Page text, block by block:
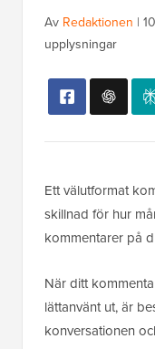
Av Redaktionen |
upplysningar
Ett välutformat
skillnad för hur
kommentarer på
När ditt
lättanvänt ut, är
konversationen